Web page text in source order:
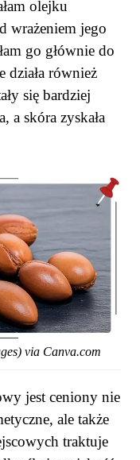
olejku
wrażeniem jego
go głównie do
działa również
się bardziej
a skóra zyskała
via Canva.com
jest ceniony nie
ale także
traktuje